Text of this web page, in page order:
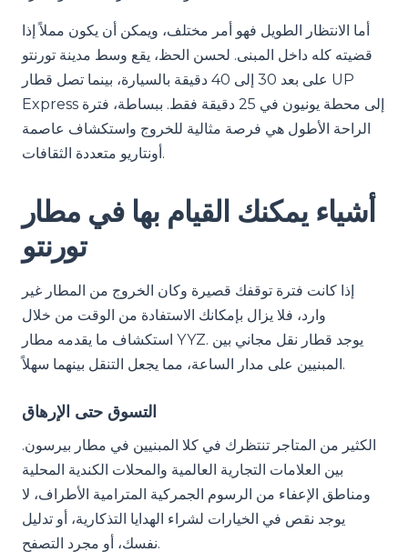
أما الانتظار الطويل فهو أمر مختلف، ويمكن أن يكون مملاً إذا
قضيته كله داخل المبنى. لحسن الحظ، يقع وسط مدينة تورنتو
على بعد 30 إلى 40 دقيقة بالسيارة، بينما تصل قطار UP
Express إلى محطة يونيون في 25 دقيقة فقط. ببساطة، فترة
الراحة الأطول هي فرصة مثالية للخروج واستكشاف عاصمة
أونتاريو متعددة الثقافات.
أشياء يمكنك القيام بها في مطار
تورنتو
إذا كانت فترة توقفك قصيرة وكان الخروج من المطار غير
وارد، فلا يزال بإمكانك الاستفادة من الوقت من خلال
استكشاف ما يقدمه مطار YYZ. يوجد قطار نقل مجاني بين
المبنيين على مدار الساعة، مما يجعل التنقل بينهما سهلاً.
التسوق حتى الإرهاق
الكثير من المتاجر تنتظرك في كلا المبنيين في مطار بيرسون.
بين العلامات التجارية العالمية والمحلات الكندية المحلية
ومناطق الإعفاء من الرسوم الجمركية المترامية الأطراف، لا
يوجد نقص في الخيارات لشراء الهدايا التذكارية، أو تدليل
نفسك، أو مجرد التصفح.